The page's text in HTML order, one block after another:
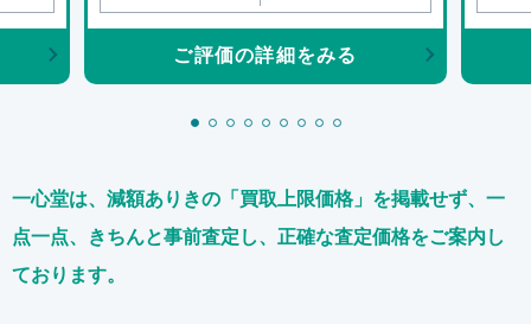
ご評価の詳細をみる
一心堂は、減額ありきの「買取上限価格」を掲載せず、 一
点一点、きちんと事前査定し、正確な査定価格をご案内し
ております。